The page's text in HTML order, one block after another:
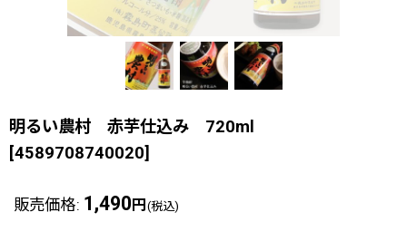
明るい農村 赤芋仕込み 720ml
[4589708740020]
販売価格: 1,490 円 (税込)